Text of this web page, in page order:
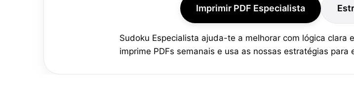
Imprimir PDF Especialista
Sudoku Especialista ajuda-te a melhorar com lógica clara
imprime PDFs semanais e usa as nossas estratégias para